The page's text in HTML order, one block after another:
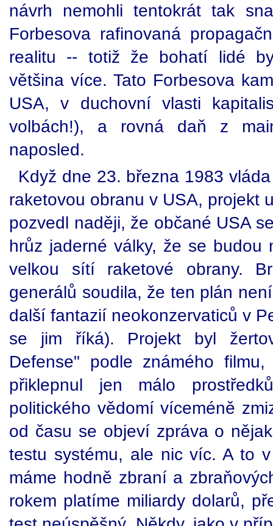
návrh nemohli tentokrát tak
Forbesova rafinovaná
realitu -- totiž že bohatí lidé
většina více. Tato Forbesova
USA, v duchovní vlasti
volbách!), a rovná daň z
naposled.
Když dne 23. března 1983
raketovou obranu v USA, projekt
pozvedl naději, že občané USA
hrůz jaderné války, že se budou
velkou sítí raketové obrany.
generálů soudila, že ten plán
další fantazií neokonzervaticů v
se jim říká). Projekt byl
Defense" podle známého
přiklepnul jen málo
politického vědomí víceméně
od času se objeví zpráva o
testu systému, ale nic víc. A to
máme hodně zbraní a
rokem platíme miliardy dolarů,